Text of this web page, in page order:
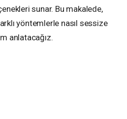
sunar. Bu makalede,
yöntemlerle nasıl sessize
anlatacağız.